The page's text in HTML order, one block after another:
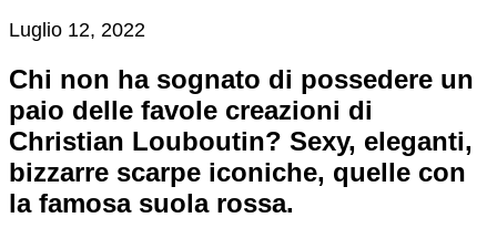
Luglio 12, 2022
Chi non ha sognato di possedere un
paio delle favole creazioni di
Christian Louboutin? Sexy, eleganti,
bizzarre scarpe iconiche, quelle con
la famosa suola rossa.